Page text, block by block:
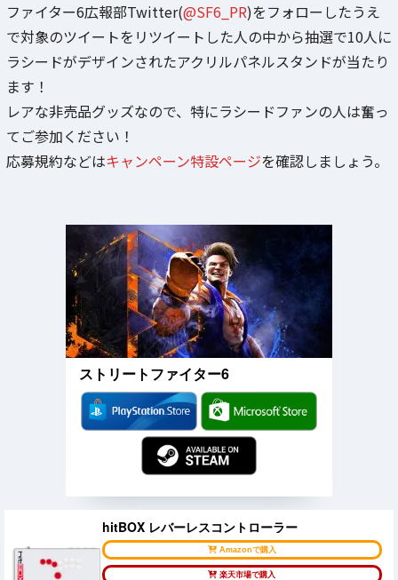
ファイター6広報部Twitter(@SF6_PR)をフォローしたうえ
で対象のツイートをリツイートした人の中から抽選で10人に
ラシードがデザインされたアクリルパネルスタンドが当たり
ます！
レアな非売品グッズなので、特にラシードファンの人は奮っ
てご参加ください！
応募規約などはキャンペーン特設ページを確認しましょう。
ストリートファイター6
hitBOX レバーレスコントローラー
Amazonで購入
楽天市場で購入